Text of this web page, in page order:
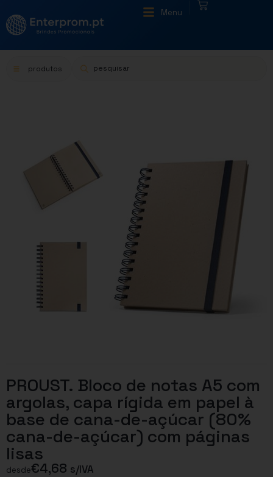
Menu
produtos
PROUST. Bloco de notas A5 com
argolas, capa rígida em papel à
base de cana-de-açúcar (80%
cana-de-açúcar) com páginas
lisas
desde€4,68 s/IVA